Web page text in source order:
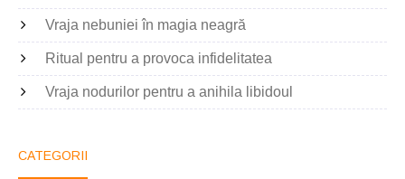
Vraja nebuniei în magia neagră
Ritual pentru a provoca infidelitatea
Vraja nodurilor pentru a anihila libidoul
CATEGORII